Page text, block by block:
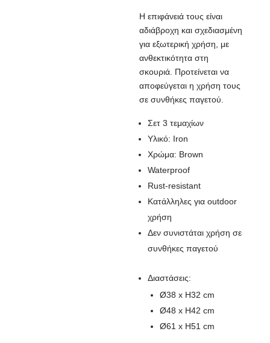
Η επιφάνειά τους είναι
αδιάβροχη και σχεδιασμένη
για εξωτερική χρήση, με
ανθεκτικότητα στη
σκουριά. Προτείνεται να
αποφεύγεται η χρήση τους
σε συνθήκες παγετού.
Σετ 3 τεμαχίων
Υλικό: Iron
Χρώμα: Brown
Waterproof
Rust-resistant
Κατάλληλες για outdoor
χρήση
Δεν συνιστάται χρήση σε
συνθήκες παγετού
Διαστάσεις:
Ø38 x H32 cm
Ø48 x H42 cm
Ø61 x H51 cm